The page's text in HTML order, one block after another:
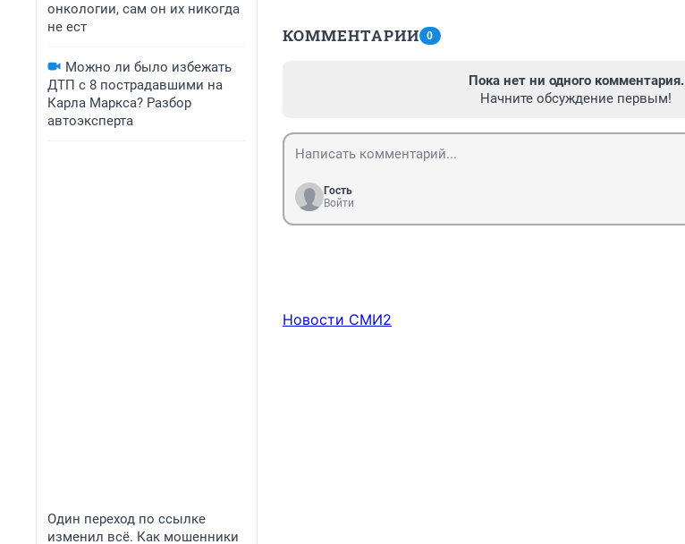
онкологии, сам он их никогда
не ест
Можно ли было избежать
ДТП с 8 пострадавшими на
Карла Маркса? Разбор
автоэксперта
Один переход по ссылке
изменил всё. Как мошенники
КОММЕНТАРИИ 0
Пока нет ни одного комментария.
Начните обсуждение первым!
Гость
Войти
Новости СМИ2